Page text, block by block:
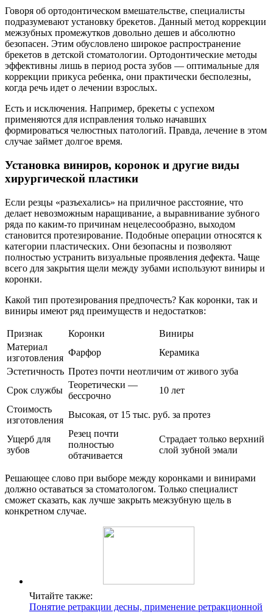
Говоря об ортодонтическом вмешательстве, специалисты
подразумевают установку брекетов. Данный метод коррекции
межзубных промежутков довольно дешев и абсолютно
безопасен. Этим обусловлено широкое распространение
брекетов в детской стоматологии. Ортодонтические методы
эффективны лишь в период роста зубов — оптимальные для
коррекции прикуса ребенка, они практически бесполезны,
когда речь идет о лечении взрослых.
Есть и исключения. Например, брекеты с успехом
применяются для исправления только начавших
формироваться челюстных патологий. Правда, лечение в этом
случае займет долгое время.
Установка виниров, коронок и другие виды
хирургической пластики
Если резцы «разъехались» на приличное расстояние, что
делает невозможным наращивание, а выравнивание зубного
ряда по каким-то причинам нецелесообразно, выходом
становится протезирование. Подобные операции относятся к
категории пластических. Они безопасны и позволяют
полностью устранить визуальные проявления дефекта. Чаще
всего для закрытия щели между зубами используют виниры и
коронки.
Какой тип протезирования предпочесть? Как коронки, так и
виниры имеют ряд преимуществ и недостатков:
Признак Коронки
Виниры
Материал
изготовления
Фарфор
Керамика
Эстетичность Протез почти неотличим от живого зуба
Срок службы
Теоретически —
бессрочно
10 лет
Стоимость
изготовления
Высокая, от 15 тыс. руб. за протез
Ущерб для
зубов
Резец почти
полностью
обтачивается
Страдает только верхний
слой зубной эмали
Решающее слово при выборе между коронками и винирами
должно оставаться за стоматологом. Только специалист
сможет сказать, как лучше закрыть межзубную щель в
конкретном случае.
Читайте также:
Понятие ретракции десны, применение ретракционной